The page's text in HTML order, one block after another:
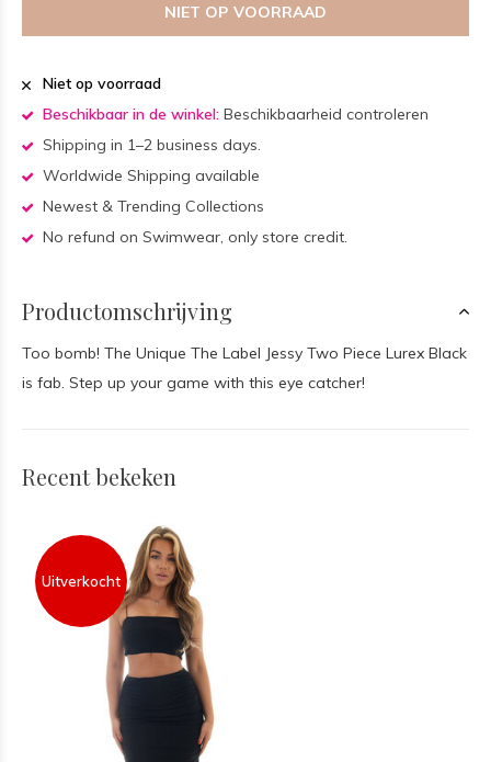
NIET OP VOORRAAD
Niet op voorraad
Beschikbaar in de winkel: Beschikbaarheid controleren
Shipping in 1–2 business days.
Worldwide Shipping available
Newest & Trending Collections
No refund on Swimwear, only store credit.
Productomschrijving
Too bomb! The Unique The Label Jessy Two Piece Lurex Black
is fab. Step up your game with this eye catcher!
Recent bekeken
Uitverkocht